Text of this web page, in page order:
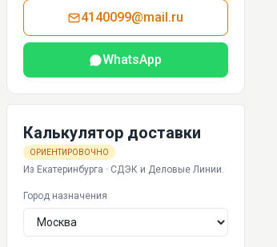
4140099@mail.ru
WhatsApp
Калькулятор доставки
ОРИЕНТИРОВОЧНО
Из Екатеринбурга · СДЭК и Деловые Линии.
Город назначения